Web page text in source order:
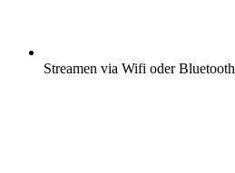
Streamen via Wifi oder Bluetooth